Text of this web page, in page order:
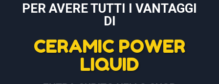
PER AVERE TUTTI I VANTAGGI
DI
CERAMIC POWER
LIQUID